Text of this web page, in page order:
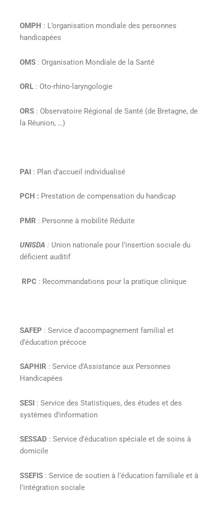
OMPH : L’organisation mondiale des personnes
handicapées
OMS : Organisation Mondiale de la Santé
ORL : Oto-rhino-laryngologie
ORS : Observatoire Régional de Santé (de Bretagne, de
la Réunion, …)
PAI : Plan d’accueil individualisé
PCH : Prestation de compensation du handicap
PMR : Personne à mobilité Réduite
UNISDA : Union nationale pour l’insertion sociale du
déficient auditif
RPC : Recommandations pour la pratique clinique
SAFEP : Service d’accompagnement familial et
d’éducation précoce
SAPHIR : Service d’Assistance aux Personnes
Handicapées
SESI : Service des Statistiques, des études et des
systèmes d’information
SESSAD : Service d’éducation spéciale et de soins à
domicile
SSEFIS : Service de soutien à l’éducation familiale et à
l’intégration sociale